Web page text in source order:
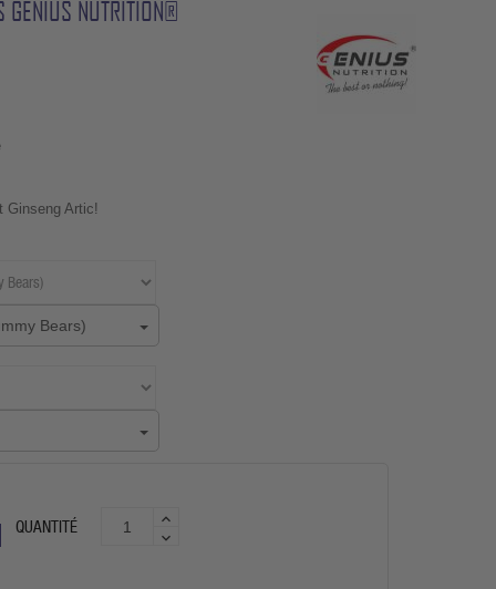
NUTRITION®
Ginseng Artic!
Bears)
QUANTITÉ